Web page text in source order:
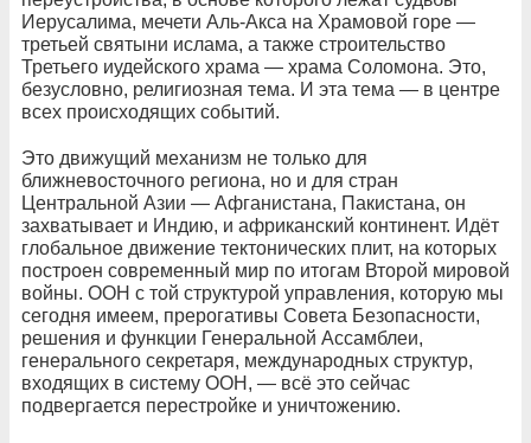
Иерусалима, мечети Аль-Акса на Храмовой горе —
третьей святыни ислама, а также строительство
Третьего иудейского храма — храма Соломона. Это,
безусловно, религиозная тема. И эта тема — в центре
всех происходящих событий.
Это движущий механизм не только для
ближневосточного региона, но и для стран
Центральной Азии — Афганистана, Пакистана, он
захватывает и Индию, и африканский континент. Идёт
глобальное движение тектонических плит, на которых
построен современный мир по итогам Второй мировой
войны. ООН с той структурой управления, которую мы
сегодня имеем, прерогативы Совета Безопасности,
решения и функции Генеральной Ассамблеи,
генерального секретаря, международных структур,
входящих в систему ООН, — всё это сейчас
подвергается перестройке и уничтожению.